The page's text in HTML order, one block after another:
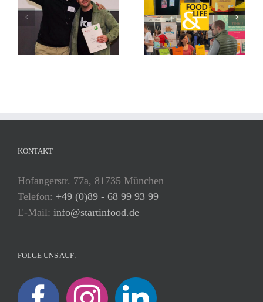
KONTAKT
Hofangerstr. 77a, 81735 München
Telefon: +49 (0)89 - 68 99 93 99
E-Mail: info@startinfood.de
FOLGE UNS AUF: